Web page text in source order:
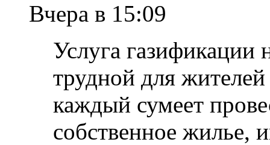
Вчера в 15:09
Услуга газификации
трудной для
каждый сумеет
собственное жилье,